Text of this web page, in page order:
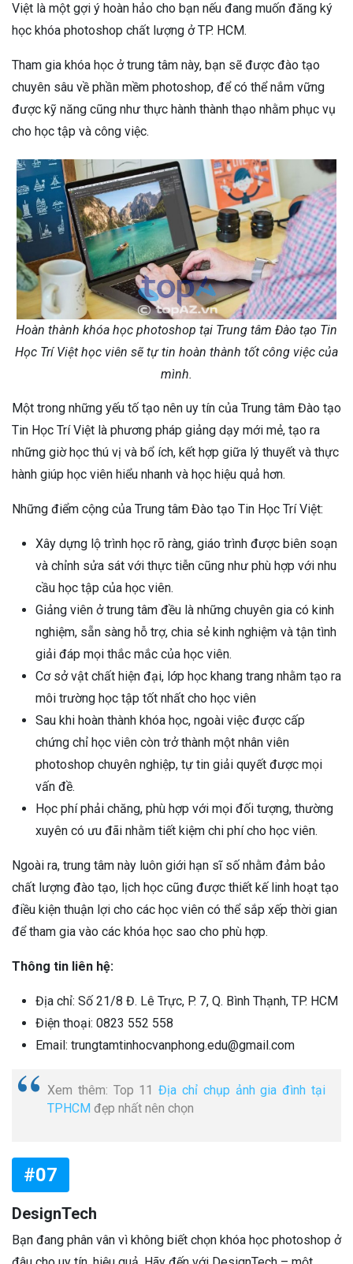
Việt là một gợi ý hoàn hảo cho bạn nếu đang muốn đăng ký
học khóa photoshop chất lượng ở TP. HCM.
Tham gia khóa học ở trung tâm này, bạn sẽ được đào tạo
chuyên sâu về phần mềm photoshop, để có thể nắm vững
được kỹ năng cũng như thực hành thành thạo nhằm phục vụ
cho học tập và công việc.
Hoàn thành khóa học photoshop tại Trung tâm Đào tạo Tin
Học Trí Việt học viên sẽ tự tin hoàn thành tốt công việc của
mình.
Một trong những yếu tố tạo nên uy tín của Trung tâm Đào tạo
Tin Học Trí Việt là phương pháp giảng dạy mới mẻ, tạo ra
những giờ học thú vị và bổ ích, kết hợp giữa lý thuyết và thực
hành giúp học viên hiểu nhanh và học hiệu quả hơn.
Những điểm cộng của Trung tâm Đào tạo Tin Học Trí Việt:
Xây dựng lộ trình học rõ ràng, giáo trình được biên soạn
và chỉnh sửa sát với thực tiễn cũng như phù hợp với nhu
cầu học tập của học viên.
Giảng viên ở trung tâm đều là những chuyên gia có kinh
nghiệm, sẵn sàng hỗ trợ, chia sẻ kinh nghiệm và tận tình
giải đáp mọi thắc mắc của học viên.
Cơ sở vật chất hiện đại, lớp học khang trang nhằm tạo ra
môi trường học tập tốt nhất cho học viên
Sau khi hoàn thành khóa học, ngoài việc được cấp
chứng chỉ học viên còn trở thành một nhân viên
photoshop chuyên nghiệp, tự tin giải quyết được mọi
vấn đề.
Học phí phải chăng, phù hợp với mọi đối tượng, thường
xuyên có ưu đãi nhằm tiết kiệm chi phí cho học viên.
Ngoài ra, trung tâm này luôn giới hạn sĩ số nhằm đảm bảo
chất lượng đào tạo, lịch học cũng được thiết kế linh hoạt tạo
điều kiện thuận lợi cho các học viên có thể sắp xếp thời gian
để tham gia vào các khóa học sao cho phù hợp.
Thông tin liên hệ:
Địa chỉ: Số 21/8 Đ. Lê Trực, P. 7, Q. Bình Thạnh, TP. HCM
Điện thoại: 0823 552 558
Email: trungtamtinhocvanphong.edu@gmail.com
Xem thêm: Top 11Địa chỉ chụp ảnh gia đình tại
TPHCM đẹp nhất nên chọn
#07
DesignTech
Bạn đang phân vân vì không biết chọn khóa học photoshop ở